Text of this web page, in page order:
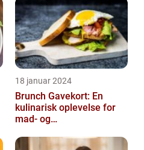
18 januar 2024
Brunch Gavekort: En
kulinarisk oplevelse for
mad- og